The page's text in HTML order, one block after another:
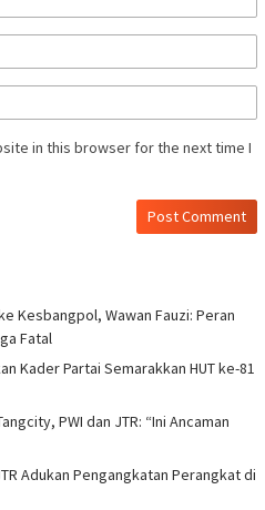
in this browser for the next time I
Kesbangpol, Wawan Fauzi: Peran
Fatal
Kader Partai Semarakkan HUT ke-81
PWI dan JTR: “Ini Ancaman
Adukan Pengangkatan Perangkat di